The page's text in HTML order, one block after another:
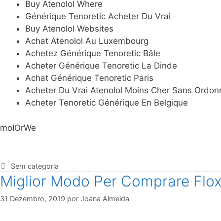
Buy Atenolol Where
Générique Tenoretic Acheter Du Vrai
Buy Atenolol Websites
Achat Atenolol Au Luxembourg
Achetez Générique Tenoretic Bâle
Acheter Générique Tenoretic La Dinde
Achat Générique Tenoretic Paris
Acheter Du Vrai Atenolol Moins Cher Sans
Acheter Tenoretic Générique En Belgique
moIOrWe
Sem categoria
Miglior Modo Per Comprare
31 Dezembro, 2019 por Joana Almeida